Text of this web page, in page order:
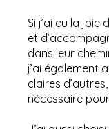
Si j’ai eu la
et
dans leur
j’ai également
claires
nécessaire